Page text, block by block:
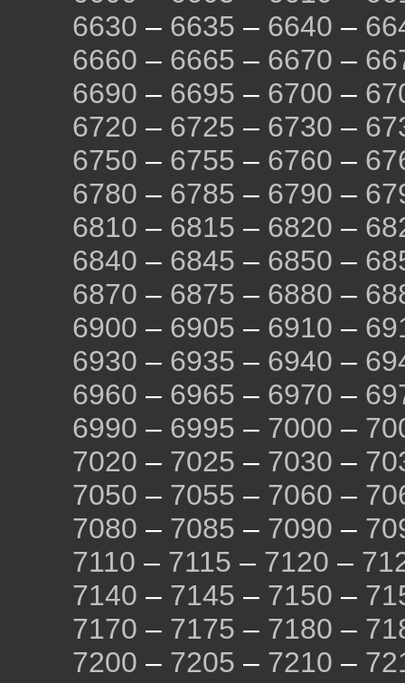
6630 – 6635 – 6640 –
6660 – 6665 – 6670 –
6690 – 6695 – 6700 –
6720 – 6725 – 6730 –
6750 – 6755 – 6760 –
6780 – 6785 – 6790 –
6810 – 6815 – 6820 –
6840 – 6845 – 6850 –
6870 – 6875 – 6880 –
6900 – 6905 – 6910 –
6930 – 6935 – 6940 –
6960 – 6965 – 6970 –
6990 – 6995 – 7000 –
7020 – 7025 – 7030 –
7050 – 7055 – 7060 –
7080 – 7085 – 7090 –
7110 – 7115 – 7120 –
7140 – 7145 – 7150 –
7170 – 7175 – 7180 –
7200 – 7205 – 7210 –